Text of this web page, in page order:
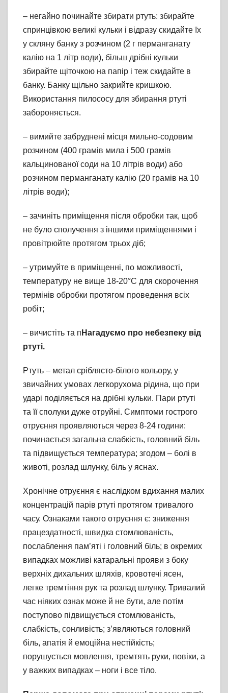
– негайно починайте збирати ртуть: збирайте
спринцівкою великі кульки і відразу скидайте їх
у скляну банку з розчином (2 г перманганату
калію на 1 літр води), більш дрібні кульки
збирайте щіточкою на папір і теж скидайте в
банку. Банку щільно закрийте кришкою.
Використання пилососу для збирання ртуті
забороняється.
– вимийте забруднені місця мильно-содовим
розчином (400 грамів мила і 500 грамів
кальцинованої соди на 10 літрів води) або
розчином перманганату калію (20 грамів на 10
літрів води);
– зачиніть приміщення після обробки так, щоб
не було сполучення з іншими приміщеннями і
провітрюйте протягом трьох діб;
– утримуйте в приміщенні, по можливості,
температуру не вище 18-20°С для скорочення
термінів обробки протягом проведення всіх
робіт;
– вичистіть та п Нагадуємо про небезпеку від
ртуті.
Ртуть – метал сріблясто-білого кольору, у
звичайних умовах легкорухома рідина, що при
ударі поділяється на дрібні кульки. Пари ртуті
та її сполуки дуже отруйні. Симптоми гострого
отруєння проявляються через 8-24 години:
починається загальна слабкість, головний біль
та підвищується температура; згодом – болі в
животі, розлад шлунку, біль у яснах.
Хронічне отруєння є наслідком вдихання малих
концентрацій парів ртуті протягом тривалого
часу. Ознаками такого отруєння є: зниження
працездатності, швидка стомлюваність,
послаблення пам’яті і головний біль; в окремих
випадках можливі катаральні прояви з боку
верхніх дихальних шляхів, кровотечі ясен,
легке тремтіння рук та розлад шлунку. Тривалий
час ніяких ознак може й не бути, але потім
поступово підвищується стомлюваність,
слабкість, сонливість; з’являються головний
біль, апатія й емоційна нестійкість;
порушується мовлення, тремтять руки, повіки, а
у важких випадках – ноги і все тіло.